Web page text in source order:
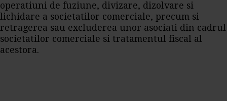
operatiuni de fuziune, divizare, dizolvare si
lichidare a societatilor comerciale, precum si
retragerea sau excluderea unor asociati din cadrul
societatilor comerciale si tratamentul fiscal al
acestora.